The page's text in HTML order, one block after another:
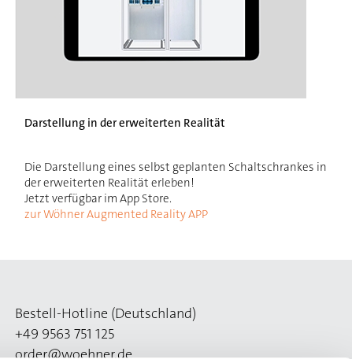
Darstellung in der erweiterten Realität
Die Darstellung eines selbst geplanten Schaltschrankes in
der erweiterten Realität erleben!
Jetzt verfügbar im App Store.
zur Wöhner Augmented Reality APP
Bestell-Hotline (Deutschland)
+49 9563 751 125
order@woehner.de